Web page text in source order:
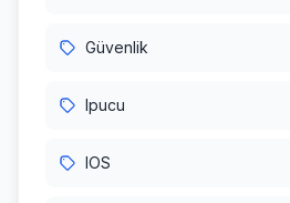
Güvenlik
Ipucu
IOS